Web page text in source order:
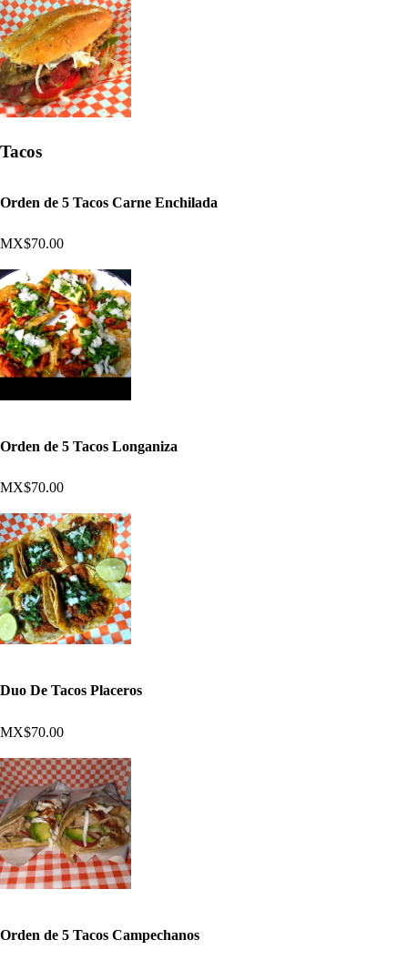
Tacos
Orden de 5 Tacos Carne Enchilada
MX$70.00
Orden de 5 Tacos Longaniza
MX$70.00
Duo De Tacos Placeros
MX$70.00
Orden de 5 Tacos Campechanos